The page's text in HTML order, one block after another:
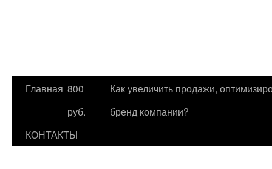
Перейти
содержимому
Главная 800
руб.
Как увеличить продажи,
бренд компании?
КОНТАКТЫ